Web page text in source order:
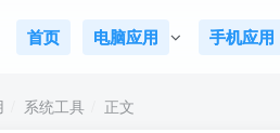
首页 电脑应用 手机应用
系统工具 正文